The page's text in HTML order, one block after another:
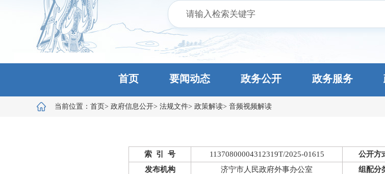
首页 要闻动态 政务公开 政务服务
当前位置： 首页> 政府信息公开> 法规文件> 政策解读> 音频视频解读
索 引 号 11370800004312319T/2025-01615 公开方
发布机构
济宁市人民政府外事办公室 组配分